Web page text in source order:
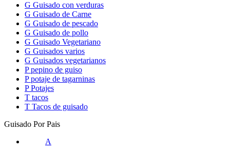
G Guisado con verduras
G Guisado de Carne
G Guisado de pescado
G Guisado de pollo
G Guisado Vegetariano
G Guisados varios
G Guisados vegetarianos
P pepino de guiso
P potaje de tagarninas
P Potajes
T tacos
T Tacos de guisado
Guisado Por Pais
A